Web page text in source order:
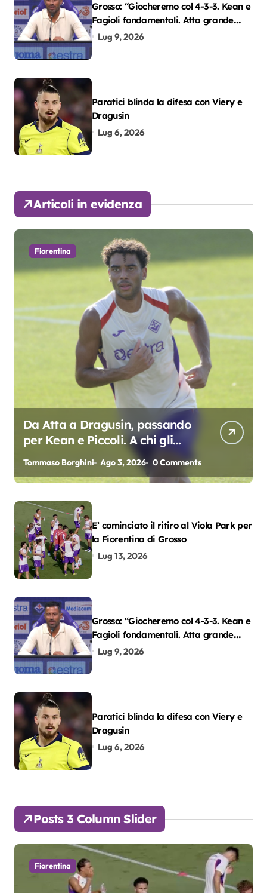
Grosso: “Giocheremo col 4-3-3. Kean e
Fagioli fondamentali. Atta grande
colpo”
Lug 9, 2026
Paratici blinda la difesa con Viery e
Dragusin
Lug 6, 2026
Articoli in evidenza
Fiorentina
Da Atta a Dragusin, passando
per Kean e Piccoli. A chi gli
oscar del precampionato?
Tommaso Borghini Ago 3, 2026 0 Comments
E’ cominciato il ritiro al Viola Park per
la Fiorentina di Grosso
Lug 13, 2026
Grosso: “Giocheremo col 4-3-3. Kean e
Fagioli fondamentali. Atta grande
colpo”
Lug 9, 2026
Paratici blinda la difesa con Viery e
Dragusin
Lug 6, 2026
Posts 3 Column Slider
Fiorentina